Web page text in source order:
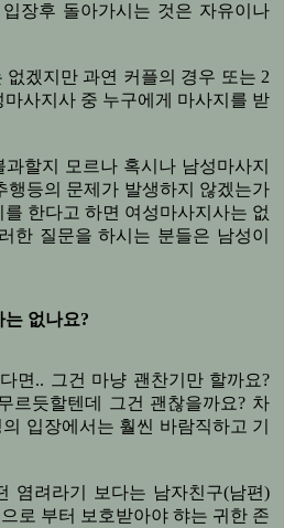
장후 돌아가시는 것은 자유이나
겠지만 과연 커플의 경우 또는 2
사지사 중 누구에게 마사지를 받
할지 모르나 혹시나 남성마사지
등의 문제가 발생하지 않겠는가
한다고 하면 여성마사지사는 없
한 질문을 하시는 분들은 남성이
없나요?
면.. 그건 마냥 괜찬기만 할까요?
르듯할텐데 그건 괜찮을까요? 차
입장에서는 훨씬 바람직하고 기
염려라기 보다는 남자친구(남편)
로 부터 보호받아야 햐는 귀한 존